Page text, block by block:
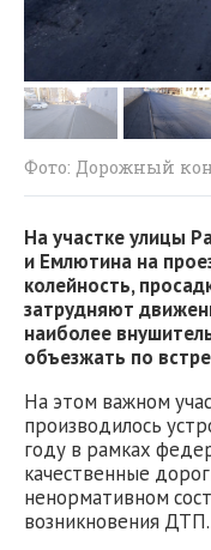
Фото: Дорожный
На участке улицы
и Емлютина на
колейность,
затрудняют
наиболее
объезжать по
На этом важном
производилось
году в рамках
качественные
ненормативном
возникновения ДТП.